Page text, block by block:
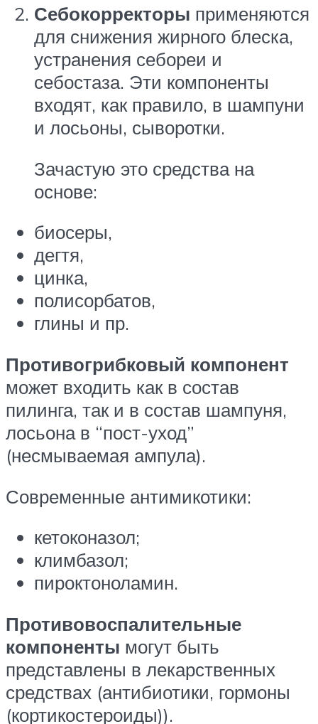
Себокорректоры применяются
для снижения жирного блеска,
устранения себореи и
себостаза. Эти компоненты
входят, как правило, в шампуни
и лосьоны, сыворотки.
Зачастую это средства на
основе:
биосеры,
дегтя,
цинка,
полисорбатов,
глины и пр.
Противогрибковый компонент
может входить как в состав
пилинга, так и в состав шампуня,
лосьона в “пост-уход”
(несмываемая ампула).
Современные антимикотики:
кетоконазол;
климбазол;
пироктоноламин.
Противовоспалительные
компоненты могут быть
представлены в лекарственных
средствах (антибиотики, гормоны
(кортикостероиды)).